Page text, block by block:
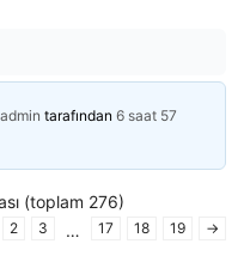
admin tarafından 6 saat 57
(toplam 276)
2 3 … 17 18 19 →